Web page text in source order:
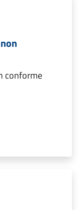
conforme